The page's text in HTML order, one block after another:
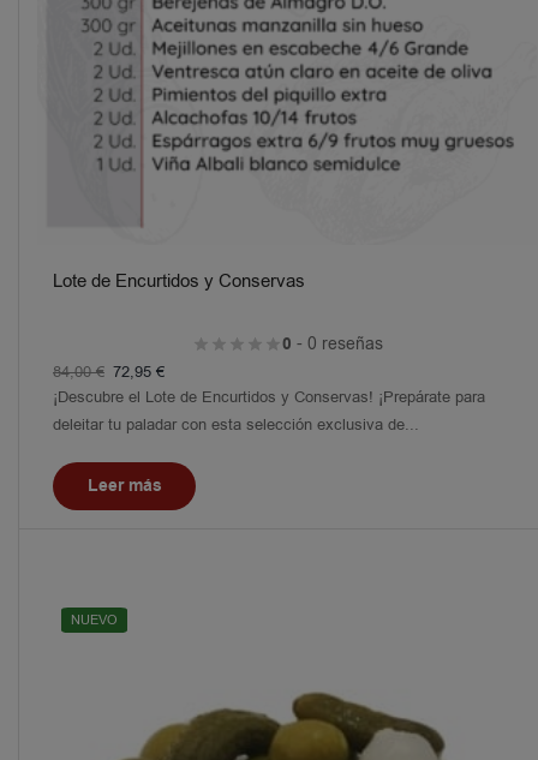
Lote de Encurtidos y Conservas
0 - 0 reseñas
84,00€ 72,95 €
¡Descubre el Lote de Encurtidos y Conservas! ¡Prepárate para
deleitar tu paladar con esta selección exclusiva de...
Leer más
NUEVO